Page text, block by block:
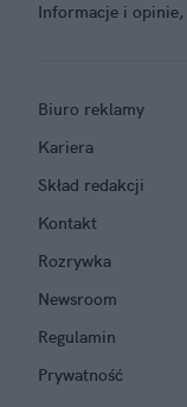
Informacje i
Biuro reklamy
Kariera
Skład redakcji
Kontakt
Rozrywka
Newsroom
Regulamin
Prywatność